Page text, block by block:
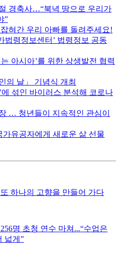
경축사…“북녁 땅으로 우리가
”
혀간 우리 아빠를 돌려주세요!
법령정보센터’ 법령정보 공동
아시아’를 위한 상생발전 협력
의 날」 기념식 개최
에 섞인 바이러스 분석해 코로나
… 청년들이 지속적인 관심이
가유공자에게 새로운 삶 선물
하나의 고향을 만들어 가다
명 초청 연수 마쳐...“수업은
넓게”